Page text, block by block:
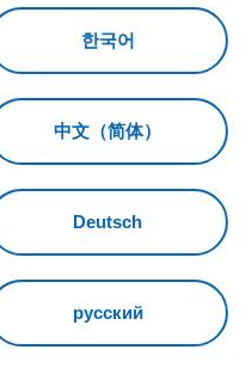
한국어
中文（简体）
Deutsch
русский